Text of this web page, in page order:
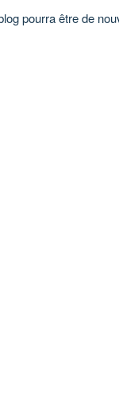
pourra être de